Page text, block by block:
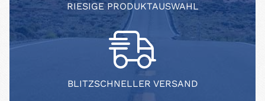
RIESIGE PRODUKTAUSWAHL
BLITZSCHNELLER VERSAND